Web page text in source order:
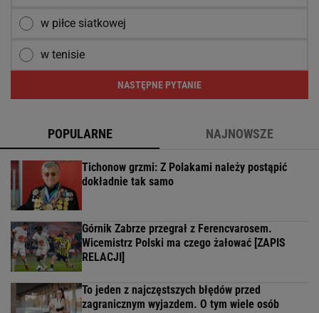
w piłce siatkowej
w tenisie
NASTĘPNE PYTANIE
POPULARNE NAJNOWSZE
Tichonow grzmi: Z Polakami należy postąpić
dokładnie tak samo
Górnik Zabrze przegrał z Ferencvarosem.
Wicemistrz Polski ma czego żałować [ZAPIS
RELACJI]
To jeden z najczęstszych błędów przed
zagranicznym wyjazdem. O tym wiele osób